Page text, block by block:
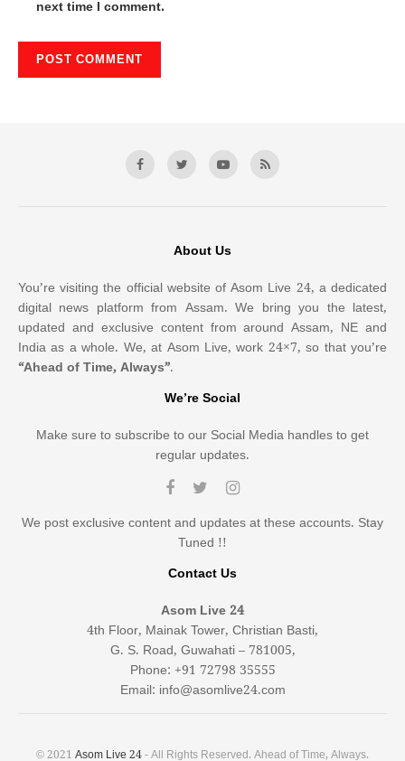
next time I comment.
About Us
You’re visiting the official website of Asom Live 24, a dedicated
digital news platform from Assam. We bring you the latest,
updated and exclusive content from around Assam, NE and
India as a whole. We, at Asom Live, work 24×7, so that you’re
“Ahead of Time, Always”.
We’re Social
Make sure to subscribe to our Social Media handles to get
regular updates.
We post exclusive content and updates at these accounts. Stay
Tuned !!
Contact Us
Asom Live 24
4th Floor, Mainak Tower, Christian Basti,
G. S. Road, Guwahati – 781005,
Phone: +91 72798 35555
Email: info@asomlive24.com
© 2021 Asom Live 24- All Rights Reserved. Ahead of Time, Always.